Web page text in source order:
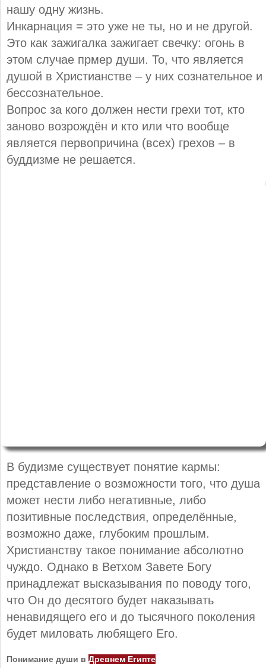
нашу одну жизнь.
Инкарнация = это уже не ты, но и не другой.
Это как зажигалка зажигает свечку: огонь в
этом случае прмер души. То, что является
душой в Христианстве – у них сознательное и
бессознательное.
Вопрос за кого должен нести грехи тот, кто
заново возрождён и кто или что вообще
является первопричина (всех) грехов – в
буддизме не решается.
В будизме существует понятие кармы:
представление о возможности того, что душа
может нести либо негативные, либо
позитивные последствия, определённые,
возможно даже, глубоким прошлым.
Христианству такое понимание абсолютно
чуждо. Однако в Ветхом Завете Богу
принадлежат высказывания по поводу того,
что Он до десятого будет наказывать
ненавидящего его и до тысячного поколения
будет миловать любящего Его.
Понимание души в Древнем Египте